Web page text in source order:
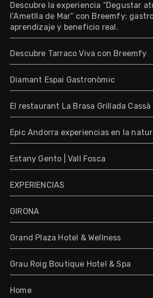
Descubre la experiencia “Degustar
l’Ametlla de Mar” con Breemfy:
aprendizaje y beneficio real.
Descubre Tarraco Viva con Breemfy
Diamant Espai Gastronòmic
El restaurant La Brasa Grillada Cassà
Epic Andorra experiencias en la
Estany Gento | Vall Fosca
EXPERIENCIAS
GIRONA
Grand Plaza Hotel & Wellness
Grau Roig Boutique Hotel & Spa
Home